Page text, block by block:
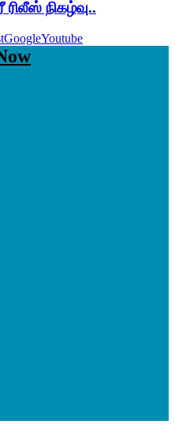
ரிலீஸ் நிகழ்வு..
GoogleYoutube